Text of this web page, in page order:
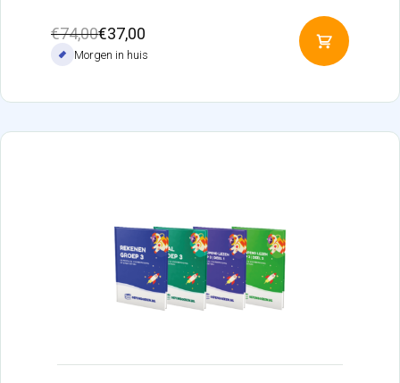
€74,00
Oorspronkelijke
prijs
€37,00
Huidige
prijsMorgen in huis
aan